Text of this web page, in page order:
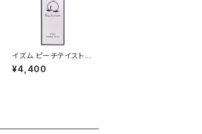
イズム ピーチテイスト 1
000ml
¥4,400